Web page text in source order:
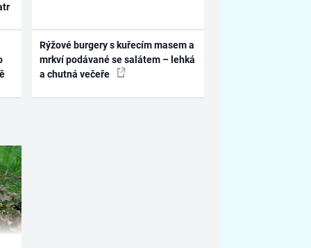
Rýžové burgery s kuřecím masem a
mrkví podávané se salátem – lehká
a chutná večeře